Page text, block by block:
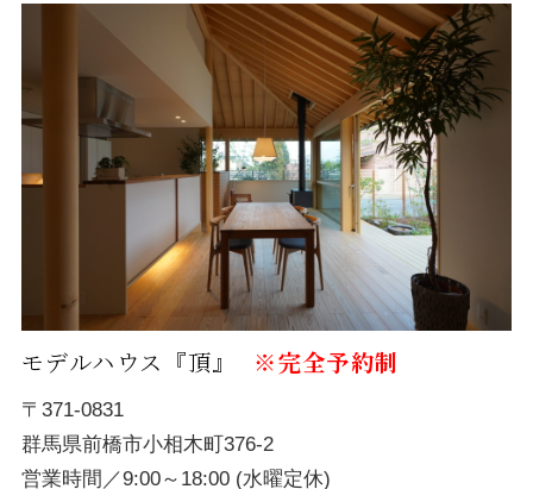
モデルハウス『頂』 ※完全予約制
〒371-0831
群馬県前橋市小相木町376-2
営業時間／9:00～18:00 (水曜定休)